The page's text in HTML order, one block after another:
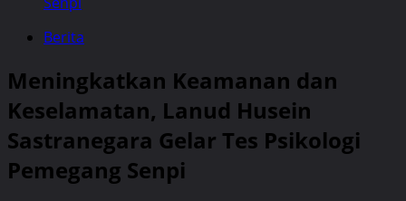
Berita
Meningkatkan Keamanan dan
Keselamatan, Lanud Husein
Sastranegara Gelar Tes Psikologi
Pemegang Senpi